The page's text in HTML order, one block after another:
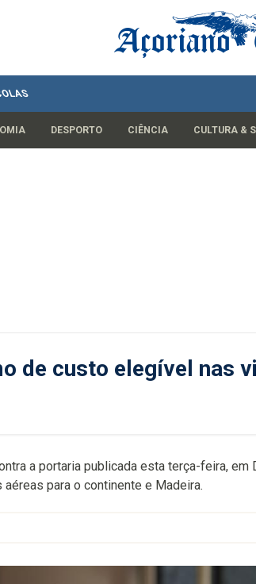
DESPORTO CIÊNCIA CULTURA &
de custo elegível nas
a portaria publicada esta terça-feira, em
para o continente e Madeira.